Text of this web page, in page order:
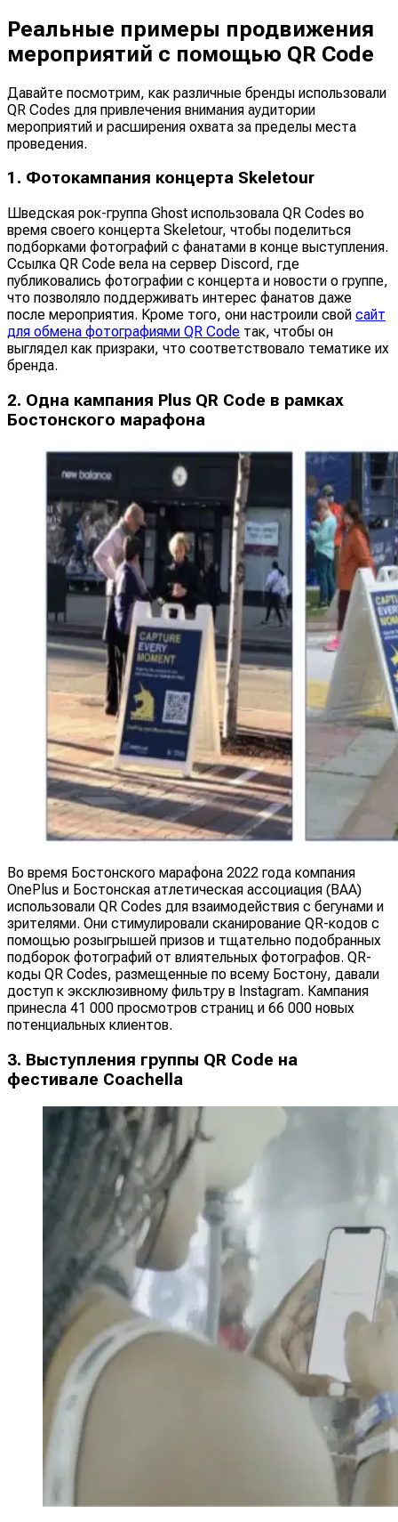
Реальные примеры продвижения
мероприятий с помощью QR Code
Давайте посмотрим, как различные бренды использовали
QR Codes для привлечения внимания аудитории
мероприятий и расширения охвата за пределы места
проведения.
1. Фотокампания концерта Skeletour
Шведская рок-группа Ghost использовала QR Codes во
время своего концерта Skeletour, чтобы поделиться
подборками фотографий с фанатами в конце выступления.
Ссылка QR Code вела на сервер Discord, где
публиковались фотографии с концерта и новости о группе,
что позволяло поддерживать интерес фанатов даже
после мероприятия. Кроме того, они настроили свой сайт
для обмена фотографиями QR Code так, чтобы он
выглядел как призраки, что соответствовало тематике их
бренда.
2. Одна кампания Plus QR Code в рамках
Бостонского марафона
Во время Бостонского марафона 2022 года компания
OnePlus и Бостонская атлетическая ассоциация (BAA)
использовали QR Codes для взаимодействия с бегунами и
зрителями. Они стимулировали сканирование QR-кодов с
помощью розыгрышей призов и тщательно подобранных
подборок фотографий от влиятельных фотографов. QR-
коды QR Codes, размещенные по всему Бостону, давали
доступ к эксклюзивному фильтру в Instagram. Кампания
принесла 41 000 просмотров страниц и 66 000 новых
потенциальных клиентов.
3. Выступления группы QR Code на
фестивале Coachella